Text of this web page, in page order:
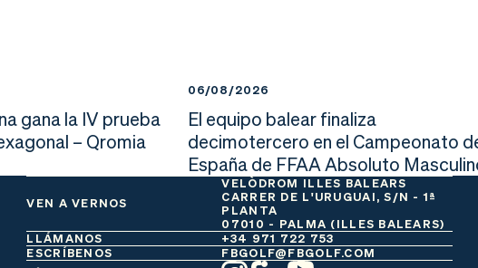
gana la IV prueba
– Qromia
06/08/2026
El equipo balear finaliza
decimotercero en el Campeonato
España de FFAA Absoluto
VEN A VERNOS
VELÒDROM ILLES BALEARS
CARRER DE L'URUGUAI, S/N - 1ª
PLANTA
07010 - PALMA (ILLES BALEARS)
LLÁMANOS
+34 971 722 753
ESCRÍBENOS
FBGOLF@FBGOLF.COM